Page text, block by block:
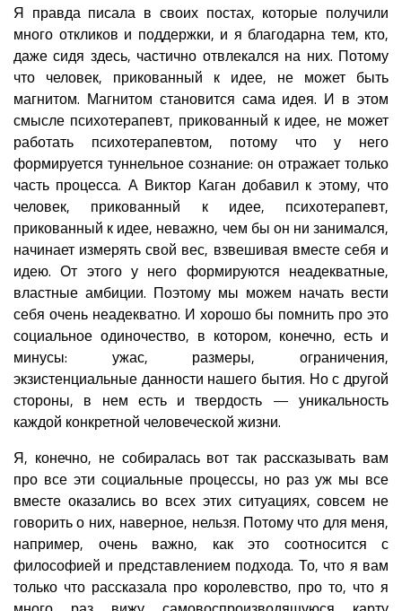
Я правда писала в своих постах, которые получили
много откликов и поддержки, и я благодарна тем, кто,
даже сидя здесь, частично отвлекался на них. Потому
что человек, прикованный к идее, не может быть
магнитом. Магнитом становится сама идея. И в этом
смысле психотерапевт, прикованный к идее, не может
работать психотерапевтом, потому что у него
формируется туннельное сознание: он отражает только
часть процесса. А Виктор Каган добавил к этому, что
человек, прикованный к идее, психотерапевт,
прикованный к идее, неважно, чем бы он ни занимался,
начинает измерять свой вес, взвешивая вместе себя и
идею. От этого у него формируются неадекватные,
властные амбиции. Поэтому мы можем начать вести
себя очень неадекватно. И хорошо бы помнить про это
социальное одиночество, в котором, конечно, есть и
минусы: ужас, размеры, ограничения,
экзистенциальные данности нашего бытия. Но с другой
стороны, в нем есть и твердость — уникальность
каждой конкретной человеческой жизни.
Я, конечно, не собиралась вот так рассказывать вам
про все эти социальные процессы, но раз уж мы все
вместе оказались во всех этих ситуациях, совсем не
говорить о них, наверное, нельзя. Потому что для меня,
например, очень важно, как это соотносится с
философией и представлением подхода. То, что я вам
только что рассказала про королевство, про то, что я